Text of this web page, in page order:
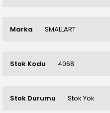
Marka SMALLART
Stok Kodu 4068
Stok Durumu Stok Yok